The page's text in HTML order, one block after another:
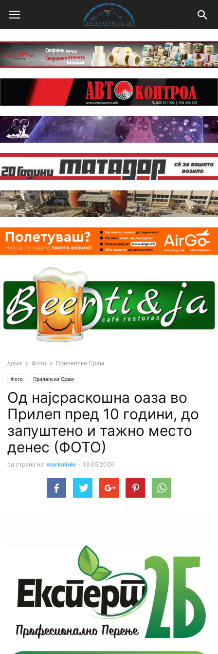
дома Фото Прилепски Срам
Фото Прилепски Срам
Од најсраскошна оаза во
Прилеп пред 10 години, до
запуштено и тажно место
денес (ФОТО)
од страна на markukule - 13.05.2026